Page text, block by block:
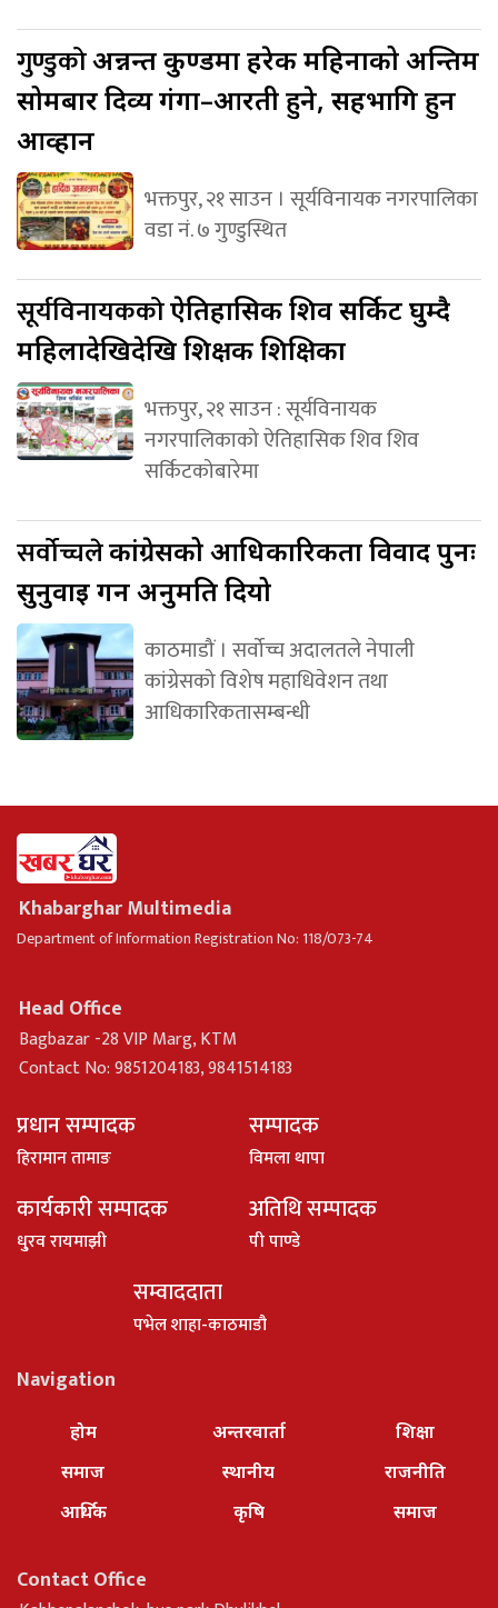
गुण्डुकोअन्नन्त कुण्डमा हरेक महिनाको अन्तिम
सोमबार दिव्य गंगा–आरती हुने, सहभागि हुन
आव्हान
भक्तपुर, २१ साउन । सूर्यविनायक नगरपालिका
वडा नं. ७ गुण्डुस्थित
सूर्यविनायककोऐतिहासिक शिव सर्किट घुम्दै
महिलादेखिदेखि शिक्षक शिक्षिका
भक्तपुर, २१ साउन : सूर्यविनायक
नगरपालिकाको ऐतिहासिक शिव शिव
सर्किटकोबारेमा
सर्वोच्चलेकांग्रेसको आधिकारिकता विवाद पुनः
सुनुवाइ गर्न अनुमति दियो
काठमाडौं । सर्वोच्च अदालतले नेपाली
कांग्रेसको विशेष महाधिवेशन तथा
आधिकारिकतासम्बन्धी
Khabarghar Multimedia
Department of Information Registration No: 118/073-74
Head Office
Bagbazar -28 VIP Marg, KTM
Contact No: 9851204183, 9841514183
प्रधान सम्पादक
हिरामान तामाङ
सम्पादक
विमला थापा
कार्यकारी सम्पादक
धु्रव रायमाझी
अतिथि सम्पादक
पी पाण्डे
सम्वाददाता
पभेल शाहा-काठमाडौ
Navigation
होम
समाज
आर्थिक
अन्तरवार्ता
स्थानीय
कृषि
शिक्षा
राजनीति
समाज
Contact Office